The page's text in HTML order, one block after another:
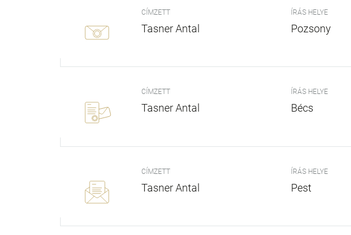
CÍMZETT
Tasner Antal
ÍRÁS HELYE
Pozsony
CÍMZETT
Tasner Antal
ÍRÁS HELYE
Bécs
CÍMZETT
Tasner Antal
ÍRÁS HELYE
Pest